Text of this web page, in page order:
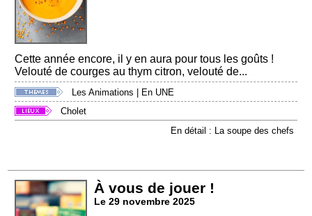
Cette année encore, il y en aura pour tous les goûts !
Velouté de courges au thym citron, velouté de...
Les Animations
En UNE
Cholet
En détail : La soupe des chefs
À vous de jouer !
Le 29 novembre 2025